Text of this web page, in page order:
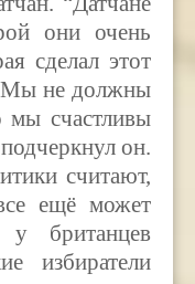
они очень
сделал этот
не должны
мы счастливы
он.
считают,
ещё может
у британцев
избиратели